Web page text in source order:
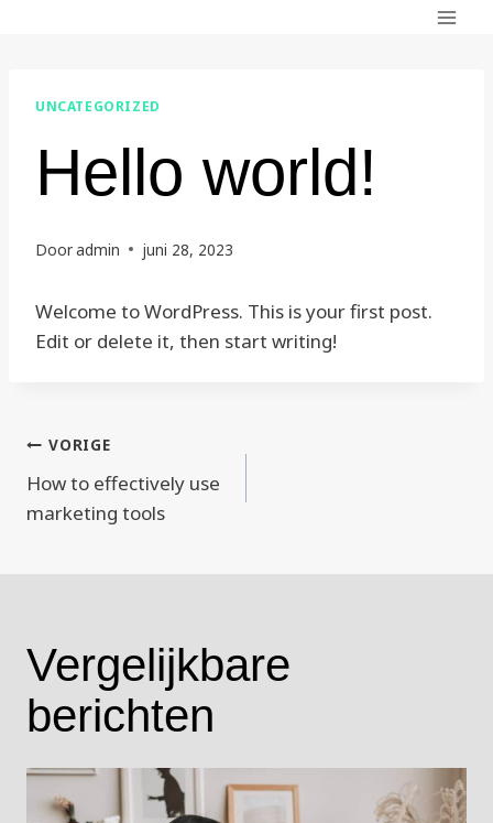
UNCATEGORIZED
Hello world!
Dooradmin juni 28, 2023
Welcome to WordPress. This is your first post.
Edit or delete it, then start writing!
Berichtnavigatie
VORIGE
How to effectively use
marketing tools
Vergelijkbare
berichten